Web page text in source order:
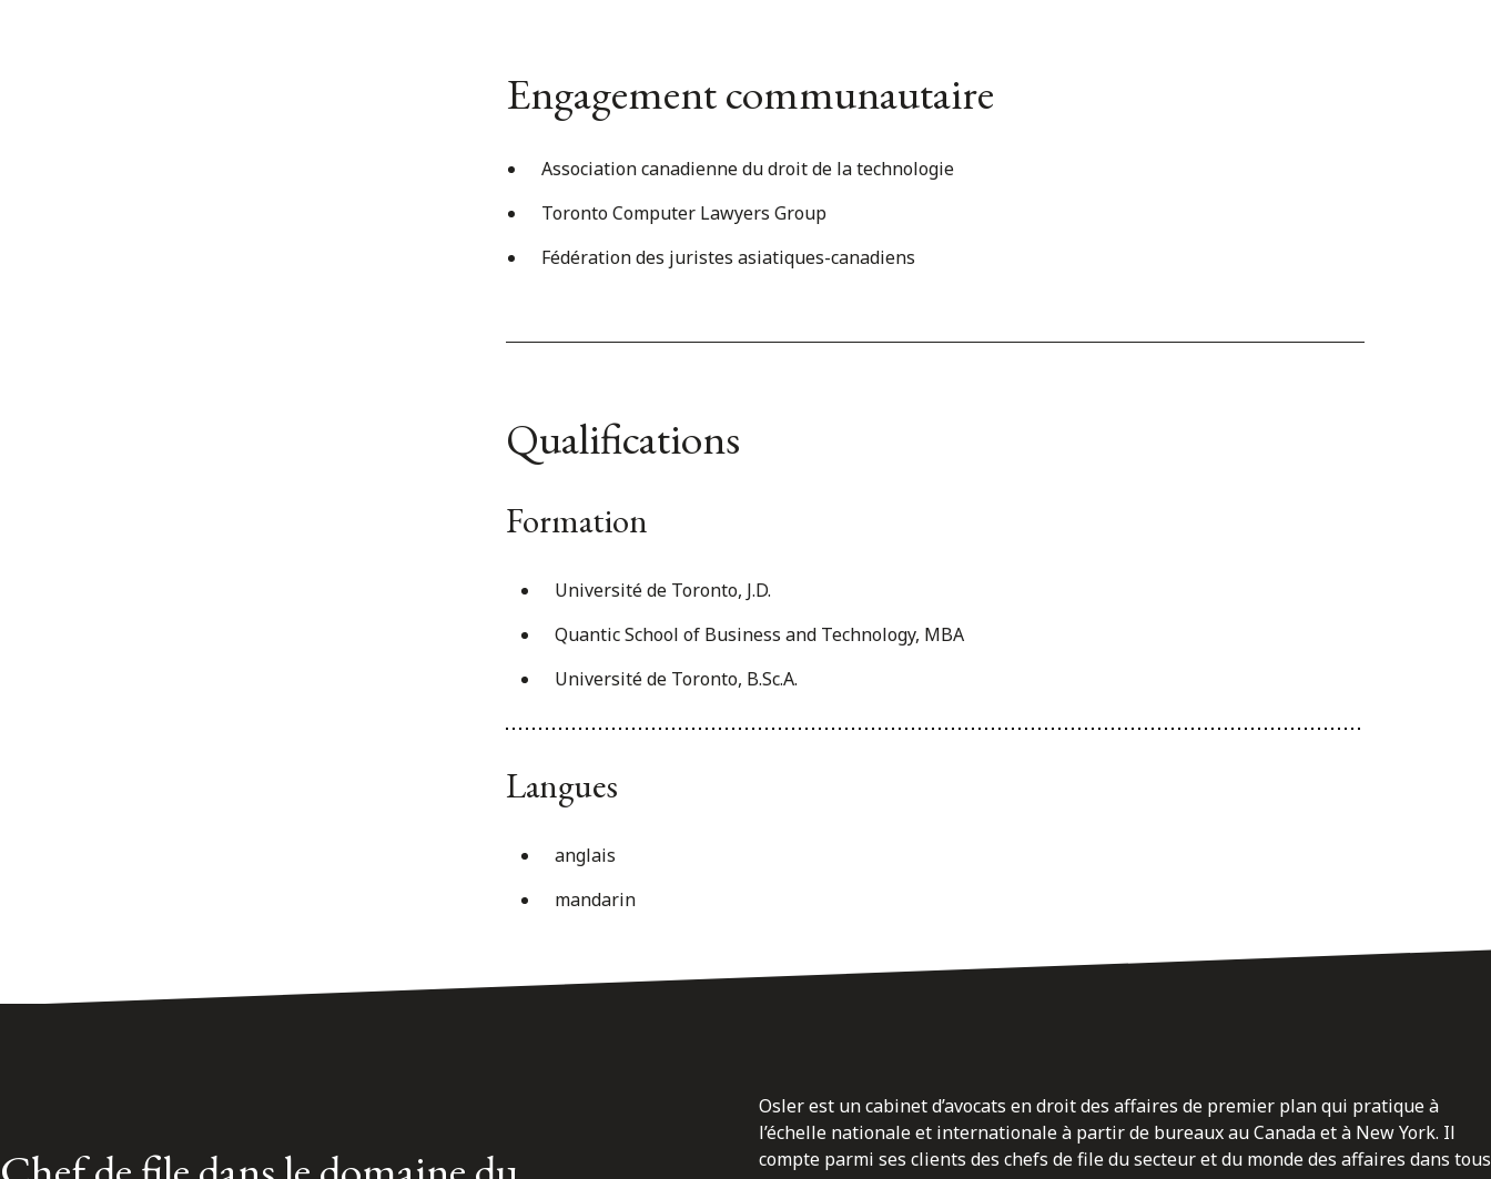
Engagement communautaire
Association canadienne du droit de la technologie
Toronto Computer Lawyers Group
Fédération des juristes asiatiques-canadiens
Qualifications
Formation
Université de Toronto, J.D.
Quantic School of Business and Technology, MBA
Université de Toronto, B.Sc.A.
Langues
anglais
mandarin
Osler est un cabinet d’avocats en droit des affaires de premier plan qui pratique à
l’échelle nationale et internationale à partir de bureaux au Canada et à New York. Il
compte parmi ses clients des chefs de file du secteur et du monde des affaires dans tous